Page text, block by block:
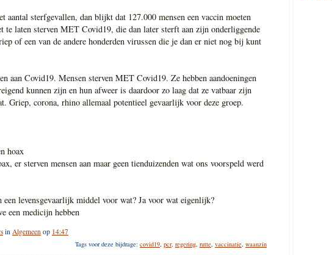
aantal sterfgevallen, dan blijkt dat 127.000 mensen een vaccin moeten
te laten sterven MET Covid19, die dan later sterft aan zijn onderliggende
of een van de andere honderden virussen die je dan er niet nog bij kunt
aan Covid19. Mensen sterven MET Covid19. Ze hebben aandoeningen
kunnen zijn en hun afweer is daardoor zo laag dat ze vatbaar zijn
Griep, corona, rhino allemaal potentieel gevaarlijk voor deze groep.
hoax
er sterven mensen aan maar geen tienduizenden wat ons voorspeld werd
een levensgevaarlijk middel voor wat? Ja voor wat eigenlijk?
een medicijn hebben
in Algemeen op 14:47
Tags voor deze bijdrage: covid19 pcr, regering rutte vaccinatie waanzin